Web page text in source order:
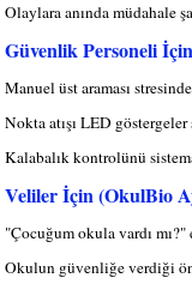
Olaylara anında müdahale
Güvenlik Personeli
Manuel üst araması
Nokta atışı LED göstergeler
Kalabalık kontrolünü
Veliler İçin (OkulBio
"Çocuğum okula vardı
Okulun güvenliğe verdiği